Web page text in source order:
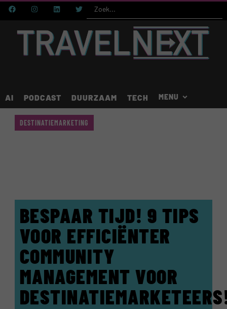
AI PODCAST DUURZAAM TECH
BESPAAR TIJD! 9 TIPS
VOOR EFFICIËNTER
COMMUNITY
MANAGEMENT VOOR
DESTINATIEMARKETING